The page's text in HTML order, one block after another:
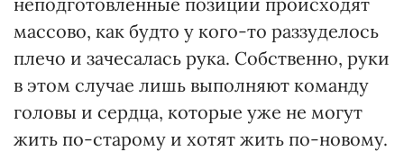
массово, как будто у кого-то раззуделось
плечо и зачесалась рука. Собственно, руки
в этом случае лишь выполняют команду
головы и сердца, которые уже не могут
жить по-старому и хотят жить по-новому.